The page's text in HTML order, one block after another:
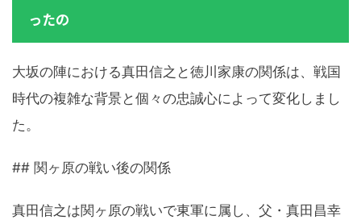
ったの
大坂の陣における真田信之と徳川家康の関係は、戦国
時代の複雑な背景と個々の忠誠心によって変化しまし
た。
## 関ヶ原の戦い後の関係
真田信之は関ヶ原の戦いで東軍に属し、父・真田昌幸